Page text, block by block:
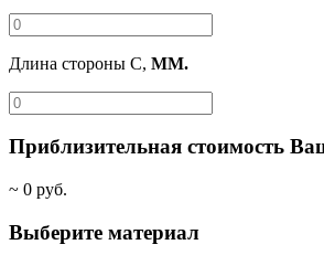
Длина стороны C, ММ.
Приблизительная стоимость
~ 0 руб.
Выберите материал